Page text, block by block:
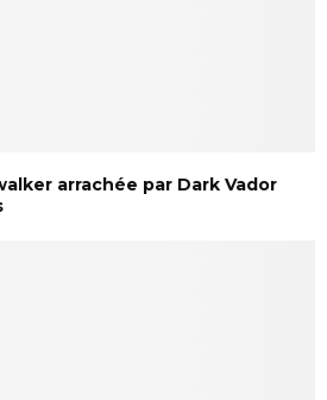
arrachée par Dark Vador